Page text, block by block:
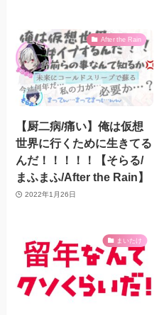
After the Rain
【厨二病/痛い】俺は仮想
世界に行くために生きてる
んだ！！！！！【そらる/
まふまふ/After the Rain】
2022年1月26日
まいたけ